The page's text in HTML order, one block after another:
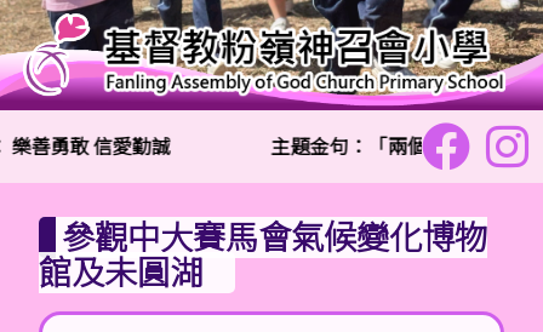
樂善勇敢 信愛勤誠 主題金句：「兩個人總比一個
參觀中大賽馬會氣候變化博物
館及未圓湖